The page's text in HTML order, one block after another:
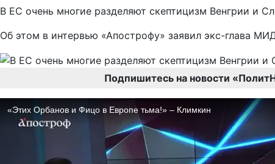
В ЕС очень многие разделяют скептицизм Венгрии и
Об этом в интервью «Апострофу» заявил экс-глава
Подпишитесь на новости